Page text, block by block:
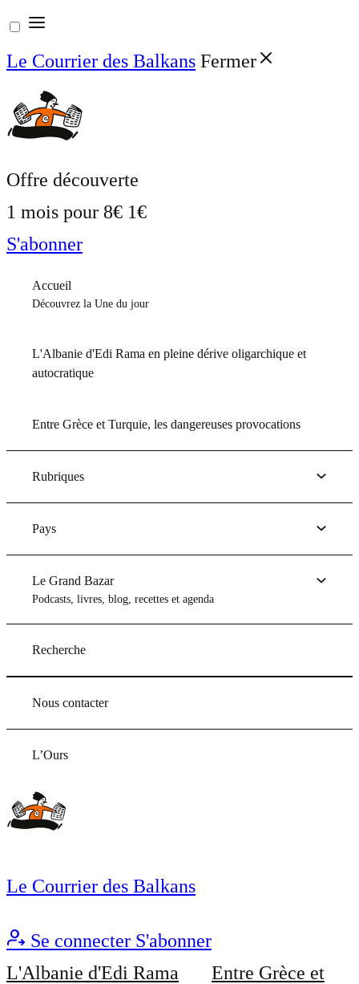
Aller
au
contenu
Le Courrier des Balkans Fermer
Offre découverte
1 mois pour 8€ 1€
S'abonner
Accueil
Découvrez la Une du jour
L'Albanie d'Edi Rama en pleine dérive oligarchique et
autocratique
Entre Grèce et Turquie, les dangereuses provocations
Rubriques
Pays
Le Grand Bazar
Podcasts, livres, blog, recettes et agenda
Recherche
Nous contacter
L’Ours
Le Courrier des Balkans
Se connecter S'abonner
L'Albanie d'Edi Rama
Entre Grèce et